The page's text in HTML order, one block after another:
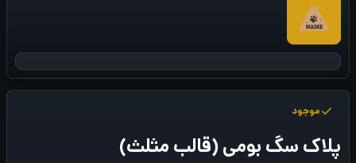
موجود
پلاک سگ بومی (قالب مثلث)